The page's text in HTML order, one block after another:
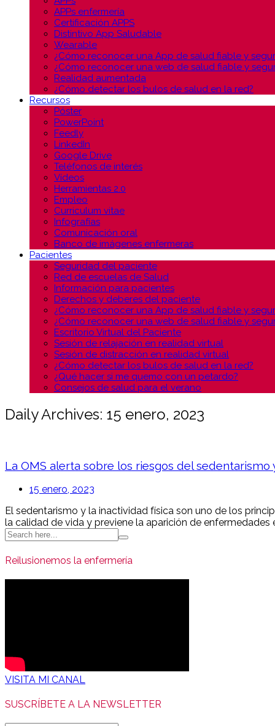
APPs enfermería
Certificación APPS
Distintivo App Saludable
Wearable
¿Cómo reconocer una App de salud fiable y
¿Cómo reconocer una web de salud fiable y
Realidad aumentada
¿Cómo detectar los bulos de salud en la red?
Recursos
Póster
PowerPoint
Feedly
LinkedIn
Google Drive
Teléfonos de interés
Vídeos
Herramientas 2.0
Empleo
Curriculum vitae
Infografías
Comunicación oral
Banco de imágenes enfermeras
Pacientes
Seguridad del paciente
Red de escuelas de Salud
Información para pacientes
Derechos y deberes del paciente
¿Cómo reconocer una App de salud fiable y
¿Cómo reconocer una web de salud fiable y
Escritorio Virtual del Paciente
Sesión de relajación en realidad virtual
Sesión de distracción en realidad virtual
¿Cómo detectar los bulos de salud en la red?
¿Qué hacer si me quemo con un petardo?
Consejos de salud para el verano
Daily Archives: 15 enero, 2023
La OMS alerta sobre los riesgos del sedentarismo
15 enero, 2023
El sedentarismo y la inactividad física son uno de los
la calidad de vida y previene la aparición de enfermedades
Search
Reilusionemos la enfermería
VISITA MI CANAL
SUSCRÍBETE A LA NEWSLETTER